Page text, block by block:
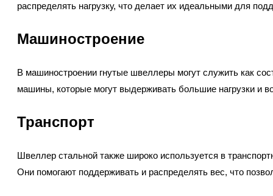
распределять нагрузку, что делает их идеальными для
Машиностроение
В машиностроении гнутые швеллеры могут служить как
машины, которые могут выдерживать большие нагрузки и
Транспорт
Швеллер стальной также широко используется в
Они помогают поддерживать и распределять вес, что